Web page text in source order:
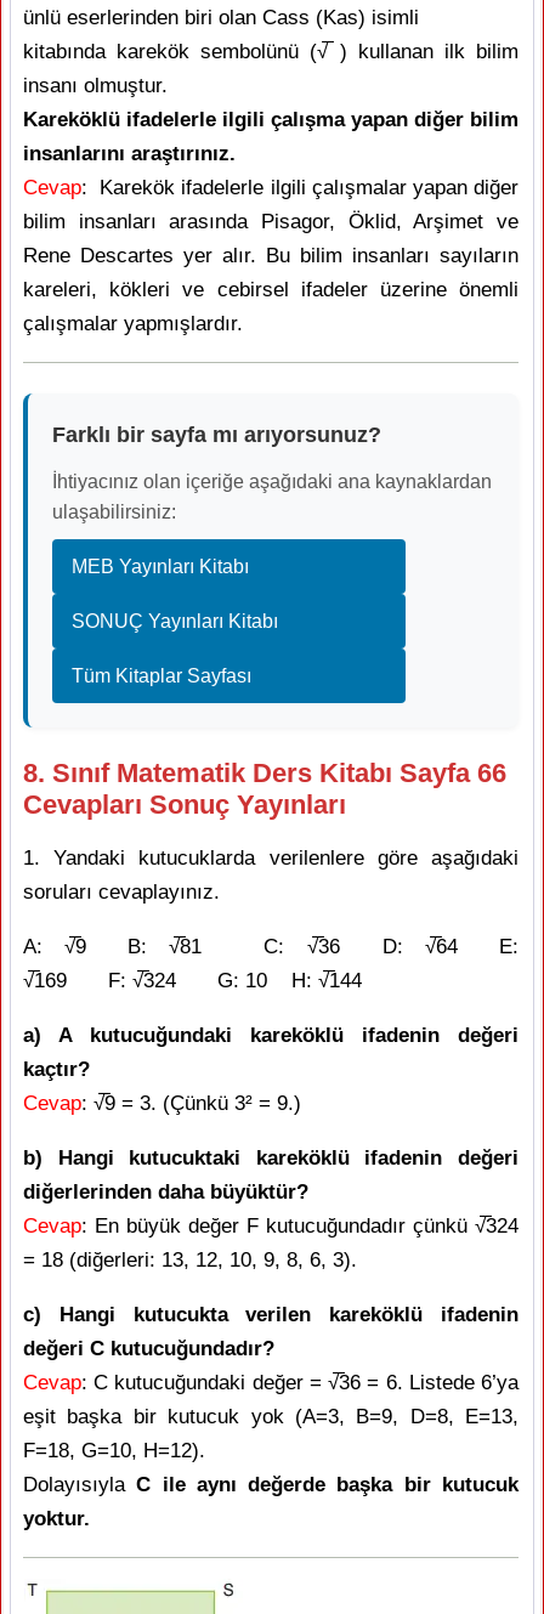
ünlü eserlerinden biri olan Cass (Kas) isimli
kitabında karekök sembolünü (√̅ ) kullanan ilk bilim
insanı olmuştur.
Kareköklü ifadelerle ilgili çalışma yapan diğer bilim
insanlarını araştırınız.
Cevap: Karekök ifadelerle ilgili çalışmalar yapan diğer
bilim insanları arasında Pisagor, Öklid, Arşimet ve
Rene Descartes yer alır. Bu bilim insanları sayıların
kareleri, kökleri ve cebirsel ifadeler üzerine önemli
çalışmalar yapmışlardır.
Farklı bir sayfa mı arıyorsunuz?
İhtiyacınız olan içeriğe aşağıdaki ana kaynaklardan
ulaşabilirsiniz:
MEB Yayınları Kitabı
SONUÇ Yayınları Kitabı
Tüm Kitaplar Sayfası
8. Sınıf Matematik Ders Kitabı Sayfa 66
Cevapları Sonuç Yayınları
1. Yandaki kutucuklarda verilenlere göre aşağıdaki
soruları cevaplayınız.
A: √̅9 B: √̅81 C: √̅36 D: √̅64 E:
√̅169 F: √̅324 G: 10 H: √̅144
a) A kutucuğundaki kareköklü ifadenin değeri
kaçtır?
Cevap: √̅9 = 3. (Çünkü 3² = 9.)
b) Hangi kutucuktaki kareköklü ifadenin değeri
diğerlerinden daha büyüktür?
Cevap: En büyük değer F kutucuğundadır çünkü √̅324
= 18 (diğerleri: 13, 12, 10, 9, 8, 6, 3).
c) Hangi kutucukta verilen kareköklü ifadenin
değeri C kutucuğundadır?
Cevap: C kutucuğundaki değer = √̅36 = 6. Listede 6’ya
eşit başka bir kutucuk yok (A=3, B=9, D=8, E=13,
F=18, G=10, H=12).
DolayısıylaC ile aynı değerde başka bir kutucuk
yoktur.